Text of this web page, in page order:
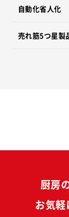
自動化省人化
売れ筋5つ星製
厨房
お気軽